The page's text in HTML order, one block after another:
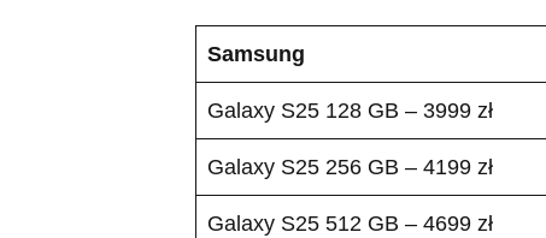
Samsung
Galaxy S25 128 GB – 3999 zł
Galaxy S25 256 GB – 4199 zł
Galaxy S25 512 GB – 4699 zł